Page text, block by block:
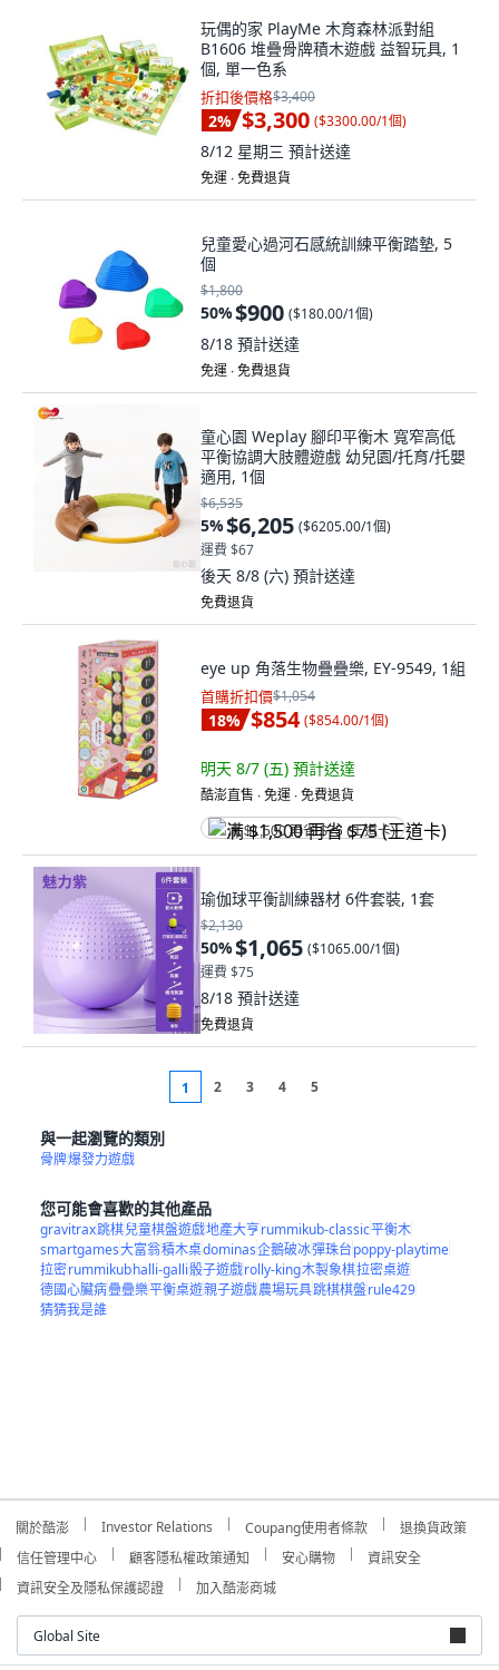
玩偶的家 PlayMe 木育森林派對組
B1606 堆疊骨牌積木遊戲 益智玩具, 1
個, 單一色系
折扣後價格$3,400
2% $3,300 ($3300.00/1個)
8/12 星期三 預計送達
免運 ∙ 免費退貨
兒童愛心過河石感統訓練平衡踏墊, 5
個
$1,800
50%$900 ($180.00/1個)
8/18 預計送達
免運 ∙ 免費退貨
童心園 Weplay 腳印平衡木 寬窄高低
平衡協調大肢體遊戲 幼兒園/托育/托嬰
適用, 1個
$6,535
5%$6,205 ($6205.00/1個)
運費 $67
後天 8/8 (六) 預計送達
免費退貨
eye up 角落生物疊疊樂, EY-9549, 1組
首購折扣價$1,054
18% $854 ($854.00/1個)
明天 8/7 (五) 預計送達
酷澎直售 ∙ 免運 ∙ 免費退貨
满 $1,500 再省 $75 (王道卡)
瑜伽球平衡訓練器材 6件套裝, 1套
$2,130
50%$1,065 ($1065.00/1個)
運費 $75
8/18 預計送達
免費退貨
1 2 3 4 5
與一起瀏覽的類別
骨牌爆發力遊戲
您可能會喜歡的其他產品
gravitrax跳棋兒童棋盤遊戲地產大亨rummikub-classic平衡木
smartgames大富翁積木桌dominas企鵝破冰彈珠台poppy-playtime
拉密rummikubhalli-galli骰子遊戲rolly-king木製象棋拉密桌遊
德國心臟病疊疊樂平衡桌遊親子遊戲農場玩具跳棋棋盤rule429
猜猜我是誰
關於酷澎 Investor Relations Coupang使用者條款
退換貨政策
信任管理中心
顧客隱私權政策通知 安心購物
資訊安全
資訊安全及隱私保護認證
加入酷澎商城
Global Site